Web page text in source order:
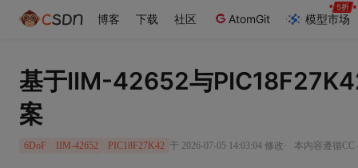
博客 下载 社区 AtomGit 模型市场
基于IIM-42652与
案
6DoF IIM-42652 PIC18F27K42 于 2026-07-05 14:03:04 修改 · 本内容遵循CC